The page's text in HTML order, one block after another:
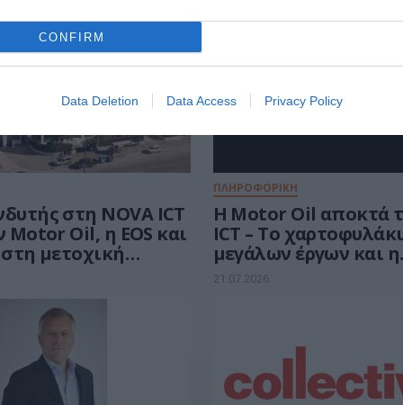
CONFIRM
Data Deletion Data Access Privacy Policy
στη NOVA ICT
Motor Oil, η EOS και
μετοχική
ΠΛΗΡΟΦΟΡΙΚΗ
Η Motor Oil αποκτά
ICT – Το
μεγάλων έργων και η
αποτίμηση των 120
21.07.2026